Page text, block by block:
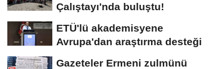
Çalıştayı'nda buluştu!
ETÜ'lü akademisyene
Avrupa'dan araştırma desteği
Gazeteler Ermeni zulmünü